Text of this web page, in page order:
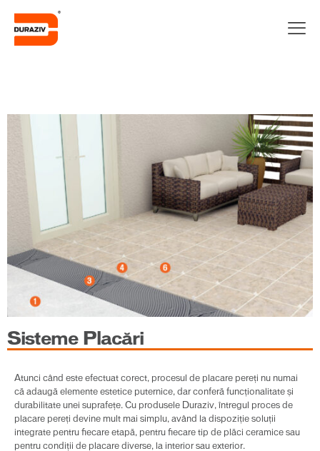
Sisteme Placări
Atunci când este efectuat corect, procesul de placare pereți nu numai
că adaugă elemente estetice puternice, dar conferă funcționalitate și
durabilitate unei suprafețe. Cu produsele Duraziv, întregul proces de
placare pereți devine mult mai simplu, având la dispoziție soluții
integrate pentru fiecare etapă, pentru fiecare tip de plăci ceramice sau
pentru condiții de placare diverse, la interior sau exterior.